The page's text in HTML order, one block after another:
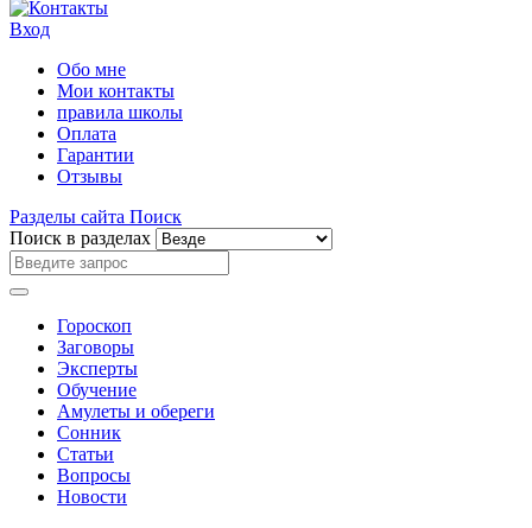
Вход
Обо мне
Мои контакты
правила школы
Оплата
Гарантии
Отзывы
Разделы сайта Поиск
Поиск в разделах
Гороскоп
Заговоры
Эксперты
Обучение
Амулеты и обереги
Сонник
Статьи
Вопросы
Новости